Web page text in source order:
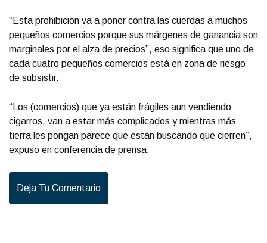
“Esta prohibición va a poner contra las cuerdas a muchos
pequeños comercios porque sus márgenes de ganancia son
marginales por el alza de precios”, eso significa que uno de
cada cuatro pequeños comercios está en zona de riesgo
de subsistir.
“Los (comercios) que ya están frágiles aun vendiendo
cigarros, van a estar más complicados y mientras más
tierra les pongan parece que están buscando que cierren”,
expuso en conferencia de prensa.
Deja Tu Comentario